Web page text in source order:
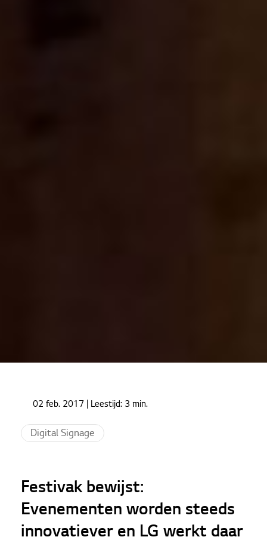
Festivak bewijst: Evenementen worden steeds
innovatiever en LG werkt daar graag aan mee
02 feb. 2017 | Leestijd: 3 min.
Digital Signage
Festivak bewijst:
Evenementen worden steeds
innovatiever en LG werkt daar